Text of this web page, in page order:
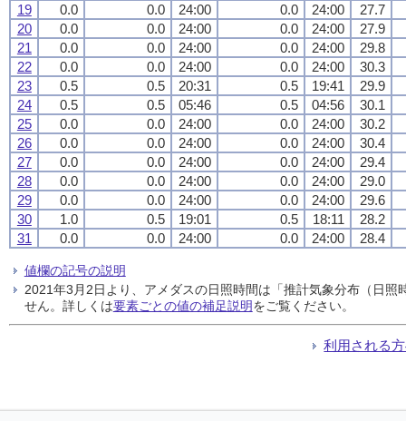
19
0.0 0.0 24:00 0.0 24:00
27.7
20
0.0 0.0 24:00 0.0 24:00
27.9
21
0.0 0.0 24:00 0.0 24:00
29.8
22
0.0 0.0 24:00 0.0 24:00
30.3
23
0.5 0.5 20:31 0.5 19:41
29.9
24
0.5 0.5 05:46 0.5 04:56
30.1
25
0.0 0.0 24:00 0.0 24:00
30.2
26
0.0 0.0 24:00 0.0 24:00
30.4
27
0.0 0.0 24:00 0.0 24:00
29.4
28
0.0 0.0 24:00 0.0 24:00
29.0
29
0.0 0.0 24:00 0.0 24:00
29.6
30
1.0 0.5 19:01 0.5 18:11
28.2
31
0.0 0.0 24:00 0.0 24:00 28.4
値欄の記号の説明
2021年3月2日より、アメダスの日照時間は「推計気象分布（日
せん。詳しくは要素ごとの値の補足説明をご覧ください。
利用される